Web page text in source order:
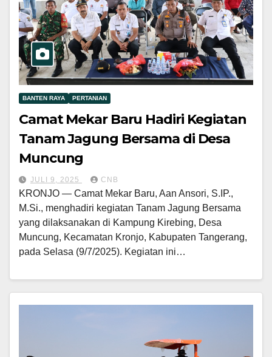
BANTEN RAYA PERTANIAN
Camat Mekar Baru Hadiri Kegiatan
Tanam Jagung Bersama di Desa
Muncung
JULI 9, 2025 CNB
KRONJO — Camat Mekar Baru, Aan Ansori, S.IP.,
M.Si., menghadiri kegiatan Tanam Jagung Bersama
yang dilaksanakan di Kampung Kirebing, Desa
Muncung, Kecamatan Kronjo, Kabupaten Tangerang,
pada Selasa (9/7/2025). Kegiatan ini…